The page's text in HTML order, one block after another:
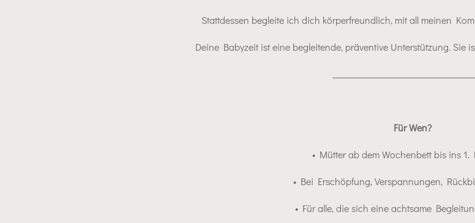
Stattdessen begleite ich dich körperfreundlich, mit all meinen
Deine Babyzeit ist eine begleitende, präventive Unterstützung. Sie
Für Wen?
• Mütter ab dem Wochenbett bis ins 1.
• Bei Erschöpfung, Verspannungen,
• Für alle, die sich eineachtsame